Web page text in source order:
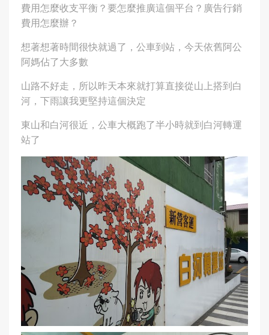
費用怎麼收支平衡？要怎麼推廣這個平台？廣告行銷
費用怎麼辦？
想著想著時間很快就過了，公車到站，今天依舊阿公
阿媽佔了大多數
山路不好走，所以昨天本來就打算直接從山上搭到白
河，下雨讓我更堅持這個決定
東山和白河很近，公車大概跑了半小時就到白河轉運
站了